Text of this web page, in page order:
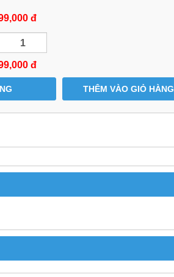
đ
đ
THÊM VÀO GIỎ HÀNG